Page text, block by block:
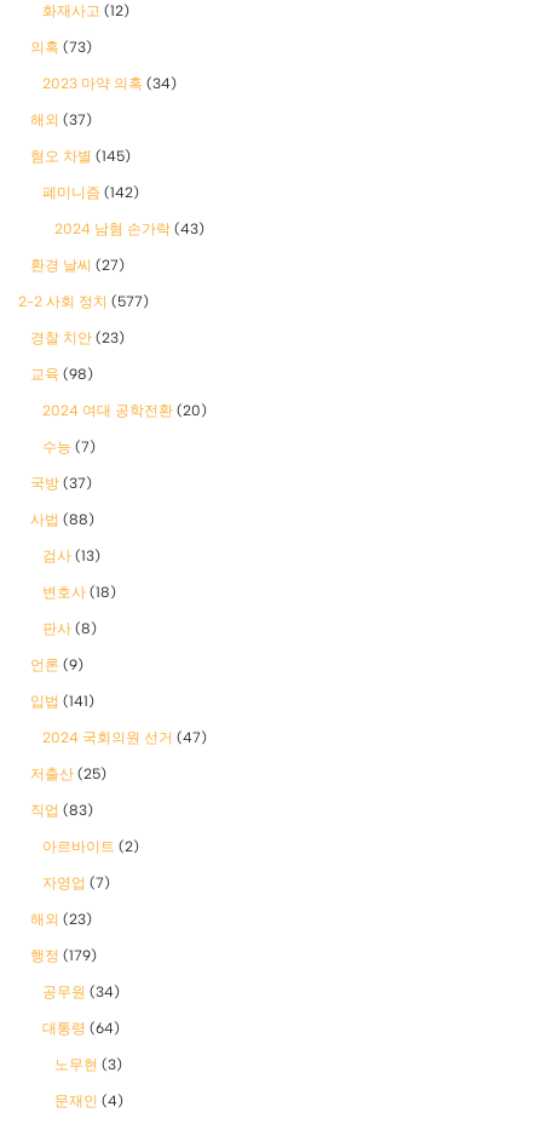
화재사고 (12)
의혹 (73)
2023 마약 의혹 (34)
해외 (37)
혐오 차별 (145)
폐미니즘 (142)
2024 남혐 손가락 (43)
환경 날씨 (27)
2-2 사회 정치 (577)
경찰 치안 (23)
교육 (98)
2024 여대 공학전환 (20)
수능 (7)
국방 (37)
사법 (88)
검사 (13)
변호사 (18)
판사 (8)
언론 (9)
입법 (141)
2024 국회의원 선거 (47)
저출산 (25)
직업 (83)
아르바이트 (2)
자영업 (7)
해외 (23)
행정 (179)
공무원 (34)
대통령 (64)
노무현 (3)
문재인 (4)